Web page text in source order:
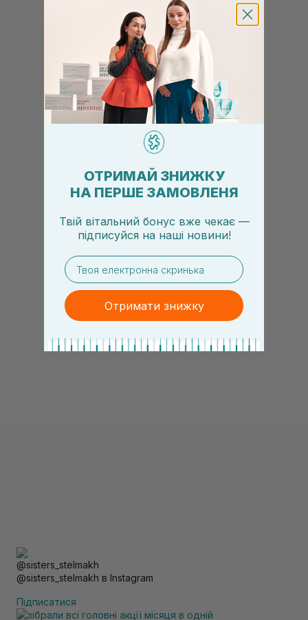
@sisters_stelmakh в Instagram
Підписатися
ОТРИМАЙ ЗНИЖКУ
НА ПЕРШЕ ЗАМОВЛЕНЯ
Твій вітальний бонус вже чекає —
підписуйся на наші новини!
email
Отримати знижку